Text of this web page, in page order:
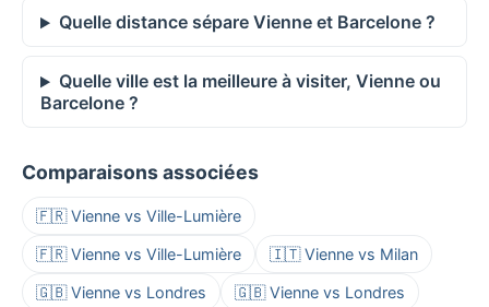
Quelle distance sépare Vienne et Barcelone ?
Quelle ville est la meilleure à visiter, Vienne ou
Barcelone ?
Comparaisons associées
🇫🇷 Vienne vs Ville-Lumière
🇫🇷 Vienne vs Ville-Lumière 🇮🇹 Vienne vs Milan
🇬🇧 Vienne vs Londres 🇬🇧 Vienne vs Londres